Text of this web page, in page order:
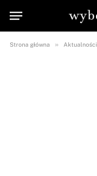
Strona główna » Aktualności